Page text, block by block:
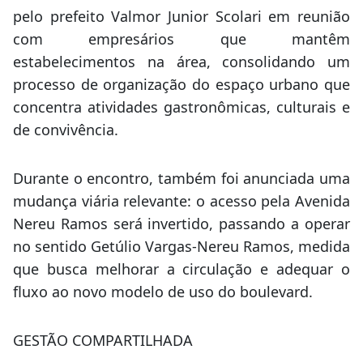
pelo prefeito Valmor Junior Scolari em reunião
com empresários que mantêm
estabelecimentos na área, consolidando um
processo de organização do espaço urbano que
concentra atividades gastronômicas, culturais e
de convivência.
Durante o encontro, também foi anunciada uma
mudança viária relevante: o acesso pela Avenida
Nereu Ramos será invertido, passando a operar
no sentido Getúlio Vargas-Nereu Ramos, medida
que busca melhorar a circulação e adequar o
fluxo ao novo modelo de uso do boulevard.
GESTÃO COMPARTILHADA